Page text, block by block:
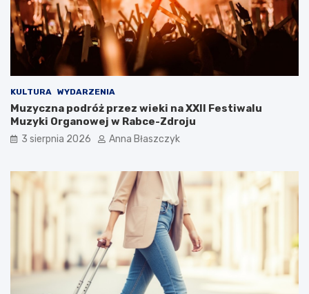
k
s
u
s
ć
?
KULTURA WYDARZENIA
Muzyczna podróż przez wieki na XXII Festiwalu
Muzyki Organowej w Rabce-Zdroju
3 sierpnia 2026 Anna Błaszczyk